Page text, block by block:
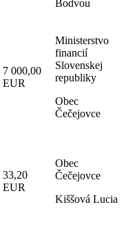
Bodvou
7 000,00
EUR
Ministerstvo
financií
Slovenskej
republiky
Obec
Čečejovce
33,20
EUR
Obec
Čečejovce
Kiššová Lucia